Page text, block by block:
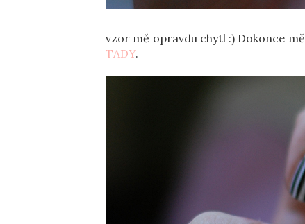
vzor mě opravdu chytl :) Dokonce mě
TADY.